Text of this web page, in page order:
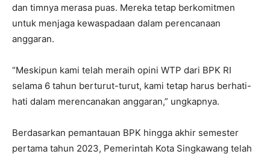
dan timnya merasa puas. Mereka tetap berkomitmen
untuk menjaga kewaspadaan dalam perencanaan
anggaran.
“Meskipun kami telah meraih opini WTP dari BPK RI
selama 6 tahun berturut-turut, kami tetap harus berhati-
hati dalam merencanakan anggaran,” ungkapnya.
Berdasarkan pemantauan BPK hingga akhir semester
pertama tahun 2023, Pemerintah Kota Singkawang telah